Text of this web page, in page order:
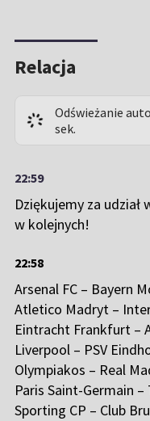
Relacja
Odświeżanie
sek.
22:59
Dziękujemy za udział
w kolejnych!
22:58
Arsenal FC – Bayern
Atletico Madryt –
Eintracht Frankfurt –
Liverpool – PSV
Olympiakos – Real
Paris Saint-Germain
Sporting CP – Club